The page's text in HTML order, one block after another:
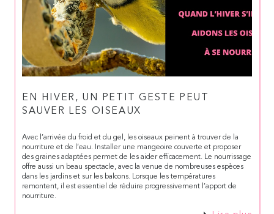
EN HIVER, UN PETIT GESTE PEUT
SAUVER LES OISEAUX
Avec l’arrivée du froid et du gel, les oiseaux peinent à trouver de la
nourriture et de l’eau. Installer une mangeoire couverte et proposer
des graines adaptées permet de les aider efficacement. Le nourrissage
offre aussi un beau spectacle, avec la venue de nombreuses espèces
dans les jardins et sur les balcons. Lorsque les températures
remontent, il est essentiel de réduire progressivement l’apport de
nourriture.